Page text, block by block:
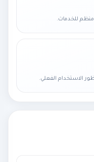
منظم للخدمات.
الاستخدام الفعلي.